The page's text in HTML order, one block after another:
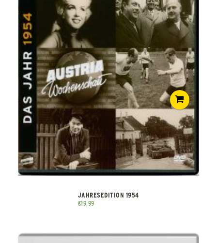
JAHRESEDITION 1954
€19,99